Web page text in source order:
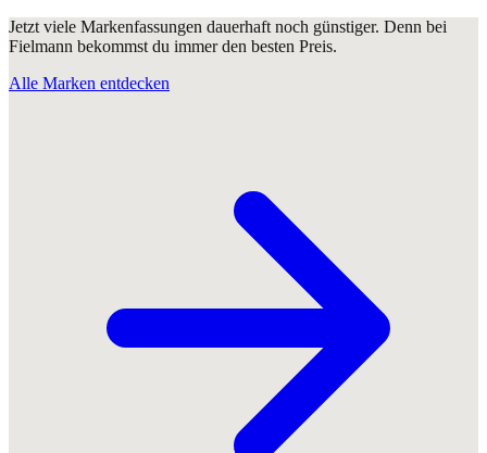
Jetzt viele Markenfassungen dauerhaft noch günstiger. Denn bei
Fielmann bekommst du immer den besten Preis.
Alle Marken entdecken